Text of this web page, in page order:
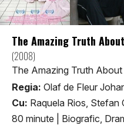
The Amazing Truth
(2008)
The Amazing Truth
Regia: Olaf de Fleur
Cu: Raquela Rios, Stefan
80 minute
Biografic,